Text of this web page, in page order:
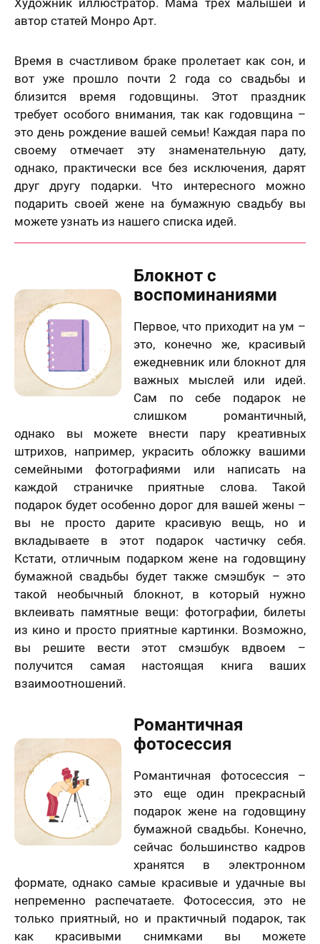
автор статей Монро Арт.
Время в счастливом браке пролетает как сон, и
вот уже прошло почти 2 года со свадьбы и
близится время годовщины. Этот праздник
требует особого внимания, так как годовщина –
это день рождение вашей семьи! Каждая пара по
своему отмечает эту знаменательную дату,
однако, практически все без исключения, дарят
друг другу подарки. Что интересного можно
подарить своей жене на бумажную свадьбу вы
можете узнать из нашего списка идей.
Блокнот с
воспоминаниями
Первое, что приходит на ум –
это, конечно же, красивый
ежедневник или блокнот для
важных мыслей или идей.
Сам по себе подарок не
слишком романтичный,
однако вы можете внести пару креативных
штрихов, например, украсить обложку вашими
семейными фотографиями или написать на
каждой страничке приятные слова. Такой
подарок будет особенно дорог для вашей жены –
вы не просто дарите красивую вещь, но и
вкладываете в этот подарок частичку себя.
Кстати, отличным подарком жене на годовщину
бумажной свадьбы будет также смэшбук – это
такой необычный блокнот, в который нужно
вклеивать памятные вещи: фотографии, билеты
из кино и просто приятные картинки. Возможно,
вы решите вести этот смэшбук вдвоем –
получится самая настоящая книга ваших
взаимоотношений.
Романтичная
фотосессия
Романтичная фотосессия –
это еще один прекрасный
подарок жене на годовщину
бумажной свадьбы. Конечно,
сейчас большинство кадров
хранятся в электронном
формате, однако самые красивые и удачные вы
непременно распечатаете. Фотосессия, это не
только приятный, но и практичный подарок, так
как красивыми снимками вы можете